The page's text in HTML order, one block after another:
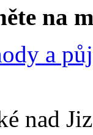
na
a
nad